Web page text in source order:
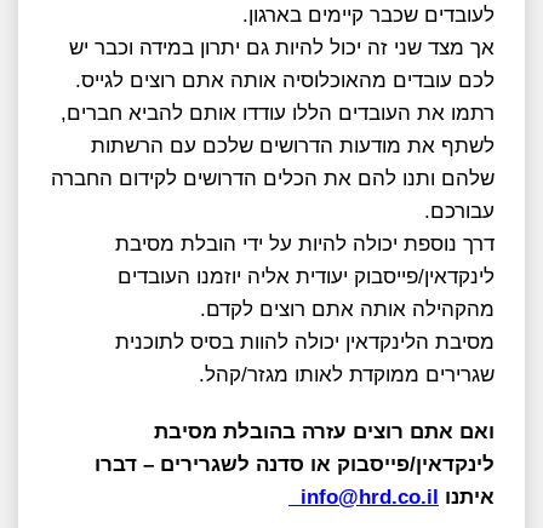
לעובדים שכבר קיימים בארגון.
אך מצד שני זה יכול להיות גם יתרון במידה וכבר יש
לכם עובדים מהאוכלוסיה אותה אתם רוצים לגייס.
רתמו את העובדים הללו עודדו אותם להביא חברים,
לשתף את מודעות הדרושים שלכם עם הרשתות
שלהם ותנו להם את הכלים הדרושים לקידום החברה
עבורכם.
דרך נוספת יכולה להיות על ידי הובלת מסיבת
לינקדאין/פייסבוק יעודית אליה יוזמנו העובדים
מהקהילה אותה אתם רוצים לקדם.
מסיבת הלינקדאין יכולה להוות בסיס לתוכנית
שגרירים ממוקדת לאותו מגזר/קהל.
ואם אתם רוצים עזרה בהובלת מסיבת
לינקדאין/פייסבוק או סדנה לשגרירים – דברו
איתנו
info@hrd.co.il